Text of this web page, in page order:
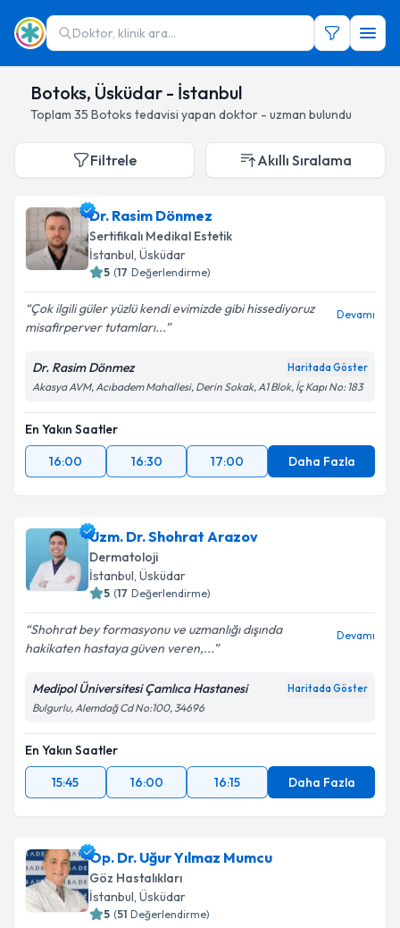
Doktor, klinik ara...
Botoks, Üsküdar - İstanbul
Toplam 35 Botoks tedavisi yapan doktor - uzman bulundu
Filtrele Akıllı Sıralama
Dr. Rasim Dönmez
Sertifikalı Medikal Estetik
İstanbul, Üsküdar
5 (17 Değerlendirme)
Çok ilgili güler yüzlü kendi evimizde gibi hissediyoruz
misafirperver tutamları...
Devamı
Dr. Rasim Dönmez Haritada Göster
Akasya AVM, Acıbadem Mahallesi, Derin Sokak, A1 Blok, İç Kapı No: 183
En Yakın Saatler
16:00
16:30 17:00 Daha Fazla
Uzm. Dr. Shohrat Arazov
Dermatoloji
İstanbul, Üsküdar
5 (17 Değerlendirme)
Shohrat bey formasyonu ve uzmanlığı dışında
hakikaten hastaya güven veren,...
Devamı
Medipol Üniversitesi Çamlıca Hastanesi Haritada Göster
Bulgurlu, Alemdağ Cd No:100, 34696
En Yakın Saatler
15:45
16:00 16:15 Daha Fazla
Op. Dr. Uğur Yılmaz Mumcu
Göz Hastalıkları
İstanbul, Üsküdar
5 (51 Değerlendirme)